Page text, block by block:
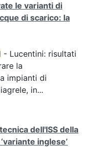
le varianti di
di scarico: la
- Lucentini: risultati
la
impianti di
in...
dell'ISS della
inglese’